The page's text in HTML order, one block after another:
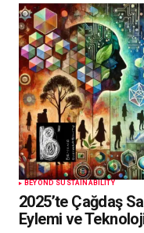
BEYOND SUSTAINABILITY
2025’te Çağdaş
Eylemi ve